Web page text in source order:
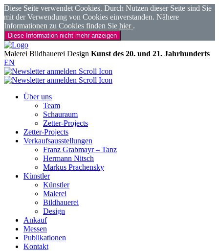
Diese Seite verwendet Cookies. Durch Nutzen dieser Seite sind Sie
mit der Verwendung von Cookies einverstanden. Nähere
Informationen zu Cookies finden Sie hier .
Diese Information nicht mehr anzeigen
Malerei Bildhauerei Design Kunst des 20. und 21. Jahrhunderts
EN
Über uns
Team
Schauraum
Zetter-Projects
Zetter-Projects
Verkaufsausstellungen
Franz Grabmayr – Tanz
Hermann Nitsch
Markus Prachensky
Künstler
Künstler
Malerei
Bildhauerei
Design
Ankauf
Messen
Publikationen
Kontakt